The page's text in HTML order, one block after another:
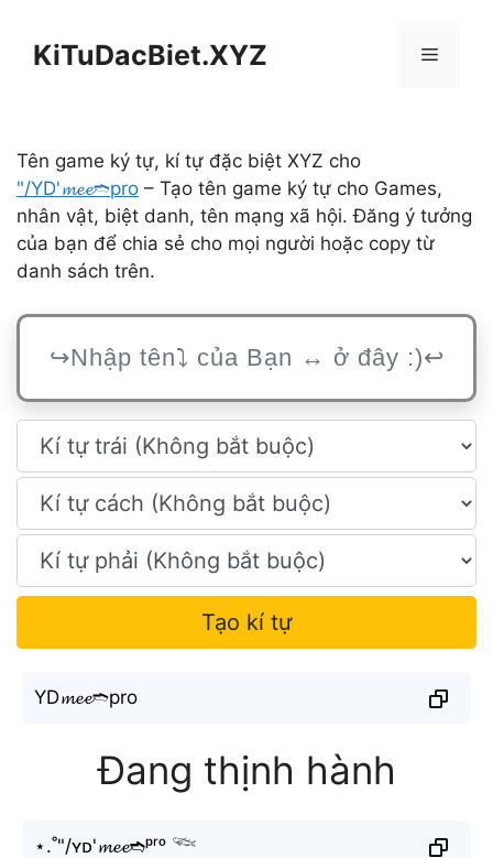
KiTuDacBiet.XYZ Menu
Tên game ký tự, kí tự đặc biệt XYZ cho
"/YD'𝓶𝓮𝓮➬pro – Tạo tên game ký tự cho Games,
nhân vật, biệt danh, tên mạng xã hội. Đăng ý tưởng
của bạn để chia sẻ cho mọi người hoặc copy từ
danh sách trên.
Tạo kí tự
YD𝓶𝓮𝓮➬pro
Đang thịnh hành
⋆.˚"/ʏᴅ'𝓶𝓮𝓮➬ᵖʳᵒ 𓆝